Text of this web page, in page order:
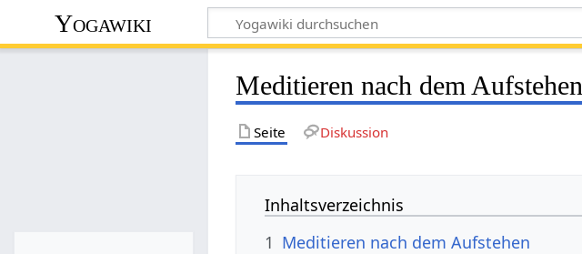
Yogawiki
Meditieren nach dem Aufstehen
Seite Diskussion
Inhaltsverzeichnis
1 Meditieren nach dem Aufstehen